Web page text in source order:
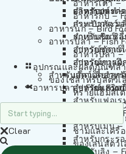
อาหารเต่า –
อาหารกบ –
อาหารนก – Bird
อาหารปลา – Fish
อาหารปลา –
อุปกรณและผลิตภัณฑ์สำ
ของใช้สำหรับสัตว์เ
ทรายแฮมสเ
ทรายแมว –
ห้องน้ำสัตว์
ชามและเครื่
ของเล่นสัตว์
อาหารปลา –
ผลิตภัณฑ์ทำค
กระเป๋าสัตว์
รถเข็นสัตว์เ
อุปกรณ์ตัดแต่
อุปกรณ์การฝึ
แก็ดเจ็ตสำห
อุปกรณ์เสริม
สำหรับกระต่
สำหรับกระร
สำหรับชินชิล่
สำหรับชูการ์
สำหรับหนูแก
สำหรับสัตว์เลี้ยงลูก
สำหรับแฮมส
สำหรับเฟอเร
สำหรับหนู –
สำหรับเม่น –
สำหรับกระร
สำหรับลิง –
อาหารปลา – Fish Food
Clear